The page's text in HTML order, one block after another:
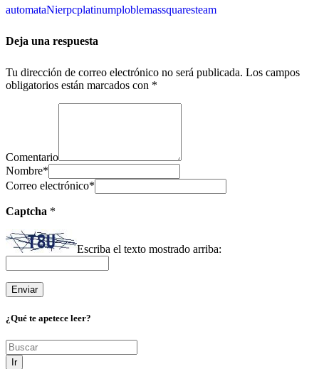
automataNierpcplatinumploblemassquaresteam
Deja una respuesta
Tu dirección de correo electrónico no será publicada. Los campos
obligatorios están marcados con *
Comentario
Nombre*
Correo electrónico*
Captcha *
Escriba el texto mostrado arriba:
¿Qué te apetece leer?
Ir